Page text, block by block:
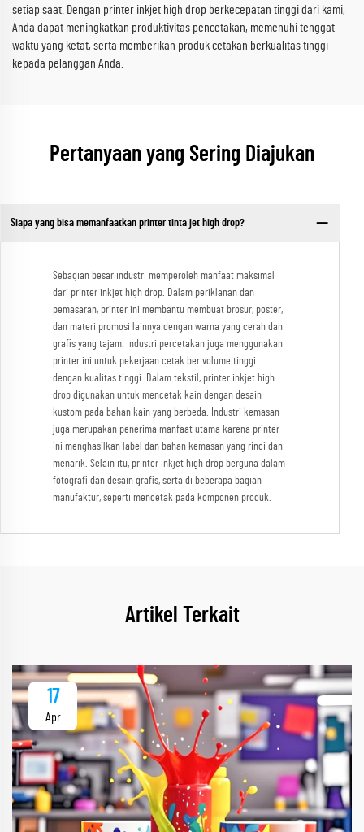
setiap saat. Dengan printer inkjet high drop berkecepatan tinggi dari kami,
Anda dapat meningkatkan produktivitas pencetakan, memenuhi tenggat
waktu yang ketat, serta memberikan produk cetakan berkualitas tinggi
kepada pelanggan Anda.
Pertanyaan yang Sering Diajukan
Siapa yang bisa memanfaatkan printer tinta jet high drop?
Sebagian besar industri memperoleh manfaat maksimal
dari printer inkjet high drop. Dalam periklanan dan
pemasaran, printer ini membantu membuat brosur, poster,
dan materi promosi lainnya dengan warna yang cerah dan
grafis yang tajam. Industri percetakan juga menggunakan
printer ini untuk pekerjaan cetak ber volume tinggi
dengan kualitas tinggi. Dalam tekstil, printer inkjet high
drop digunakan untuk mencetak kain dengan desain
kustom pada bahan kain yang berbeda. Industri kemasan
juga merupakan penerima manfaat utama karena printer
ini menghasilkan label dan bahan kemasan yang rinci dan
menarik. Selain itu, printer inkjet high drop berguna dalam
fotografi dan desain grafis, serta di beberapa bagian
manufaktur, seperti mencetak pada komponen produk.
Artikel Terkait
17
Apr